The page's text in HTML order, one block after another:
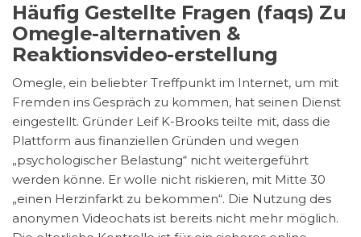
Häufig Gestellte Fragen (faqs) Zu
Omegle-alternativen &
Reaktionsvideo-erstellung
Omegle, ein beliebter Treffpunkt im Internet, um mit
Fremden ins Gespräch zu kommen, hat seinen Dienst
eingestellt. Gründer Leif K-Brooks teilte mit, dass die
Plattform aus finanziellen Gründen und wegen
„psychologischer Belastung“ nicht weitergeführt
werden könne. Er wolle nicht riskieren, mit Mitte 30
„einen Herzinfarkt zu bekommen“. Die Nutzung des
anonymen Videochats ist bereits nicht mehr möglich.